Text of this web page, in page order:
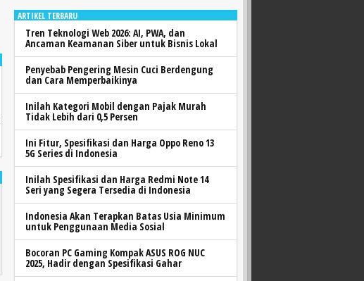
ARTIKEL TERBARU
Tren Teknologi Web 2026: AI, PWA, dan
Ancaman Keamanan Siber untuk Bisnis Lokal
Penyebab Pengering Mesin Cuci Berdengung
dan Cara Memperbaikinya
Inilah Kategori Mobil dengan Pajak Murah
Tidak Lebih dari 0,5 Persen
Ini Fitur, Spesifikasi dan Harga Oppo Reno 13
5G Series di Indonesia
Inilah Spesifikasi dan Harga Redmi Note 14
Seri yang Segera Tersedia di Indonesia
Indonesia Akan Terapkan Batas Usia Minimum
untuk Penggunaan Media Sosial
Bocoran PC Gaming Kompak ASUS ROG NUC
2025, Hadir dengan Spesifikasi Gahar